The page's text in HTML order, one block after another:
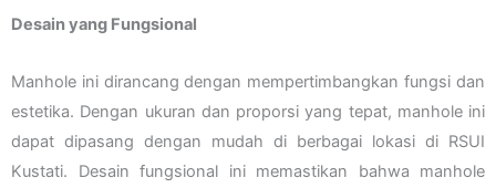
Desain yang Fungsional
Manhole ini dirancang dengan mempertimbangkan fungsi dan
estetika. Dengan ukuran dan proporsi yang tepat, manhole ini
dapat dipasang dengan mudah di berbagai lokasi di RSUI
Kustati. Desain fungsional ini memastikan bahwa manhole